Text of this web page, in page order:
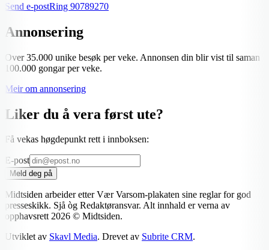
Send e-postRing 90789270
Annonsering
Over 35.000 unike besøk per veke. Annonsen din blir vist til saman
100.000 gongar per veke.
Meir om annonsering
Liker du å vera først ute?
Få vekas høgdepunkt rett i innboksen:
E-post
Meld deg på
Midtsiden arbeider etter Vær Varsom-plakaten sine reglar for god
presseskikk. Sjå òg Redaktøransvar. Alt innhald er verna av
opphavsrett2026 © Midtsiden.
Utviklet av Skavl Media. Drevet av Subrite CRM.